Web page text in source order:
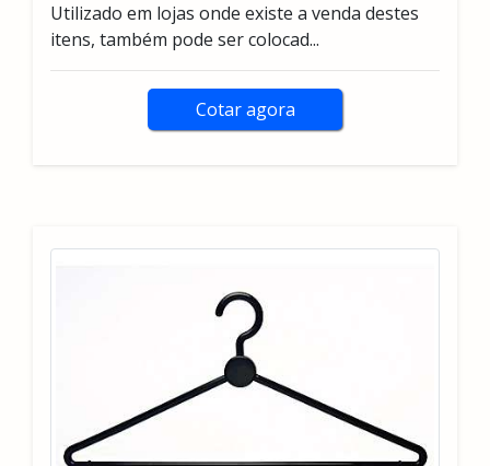
Utilizado em lojas onde existe a venda destes
itens, também pode ser colocad...
Cotar agora